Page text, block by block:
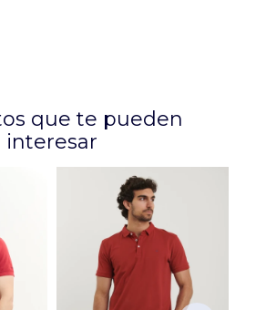
que te pueden
interesar